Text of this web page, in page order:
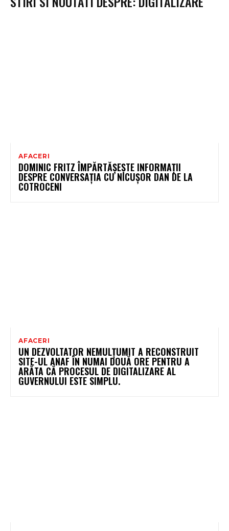
AFACERI
DOMINIC FRITZ ÎMPĂRTĂȘEȘTE INFORMAȚII
DESPRE CONVERSAȚIA CU NICUȘOR DAN DE LA
COTROCENI
AFACERI
UN DEZVOLTATOR NEMULȚUMIT A RECONSTRUIT
SITE-UL ANAF ÎN NUMAI DOUĂ ORE PENTRU A
ARĂTA CĂ PROCESUL DE DIGITALIZARE AL
GUVERNULUI ESTE SIMPLU.